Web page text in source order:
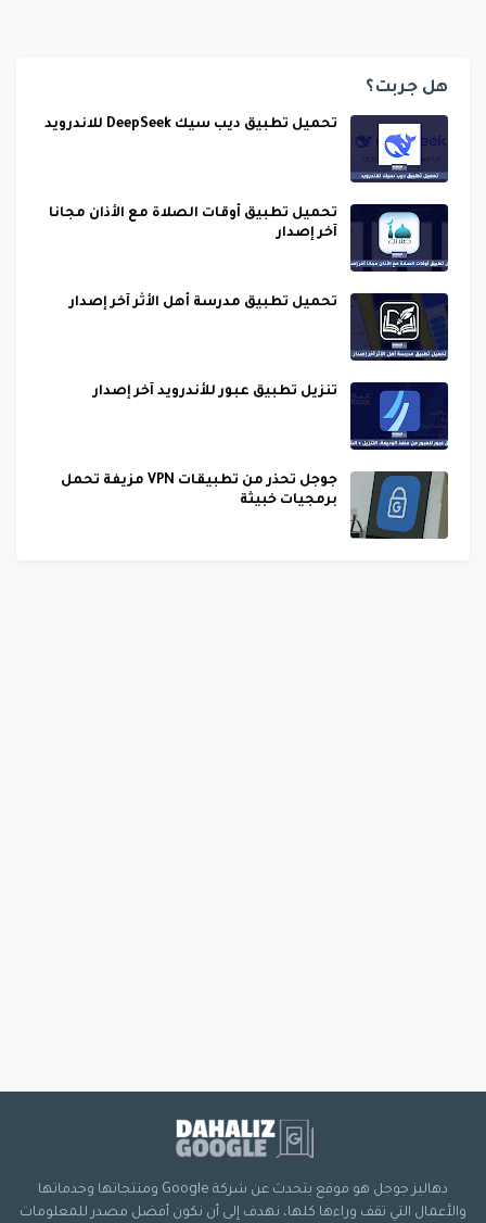
هل جربت؟
تحميل تطبيق ديب سيك DeepSeek للاندرويد
تحميل تطبيق أوقات الصلاة مع الأذان مجانا
آخر إصدار
تحميل تطبيق مدرسة أهل الأثر آخر إصدار
تنزيل تطبيق عبور للأندرويد آخر إصدار
جوجل تحذر من تطبيقات VPN مزيفة تحمل
برمجيات خبيثة
دهاليز جوجل هو موقع يتحدث عن شركة Google ومنتجاتها وخدماتها
والأعمال التي تقف وراءها كلها، نهدف إلى أن نكون أفضل مصدر للمعلومات